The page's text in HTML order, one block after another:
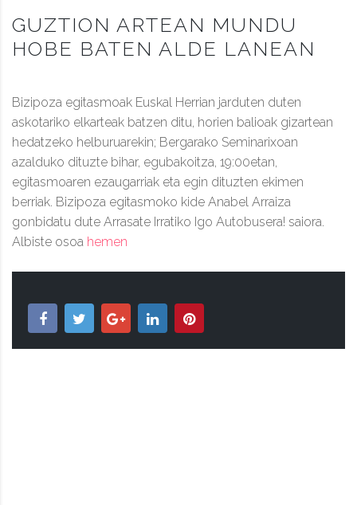
GUZTION ARTEAN MUNDU
HOBE BATEN ALDE LANEAN
Bizipoza egitasmoak Euskal Herrian jarduten duten
askotariko elkarteak batzen ditu, horien balioak gizartean
hedatzeko helburuarekin; Bergarako Seminarixoan
azalduko dituzte bihar, egubakoitza, 19:00etan,
egitasmoaren ezaugarriak eta egin dituzten ekimen
berriak. Bizipoza egitasmoko kide Anabel Arraiza
gonbidatu dute Arrasate Irratiko Igo Autobusera! saiora.
Albiste osoa hemen